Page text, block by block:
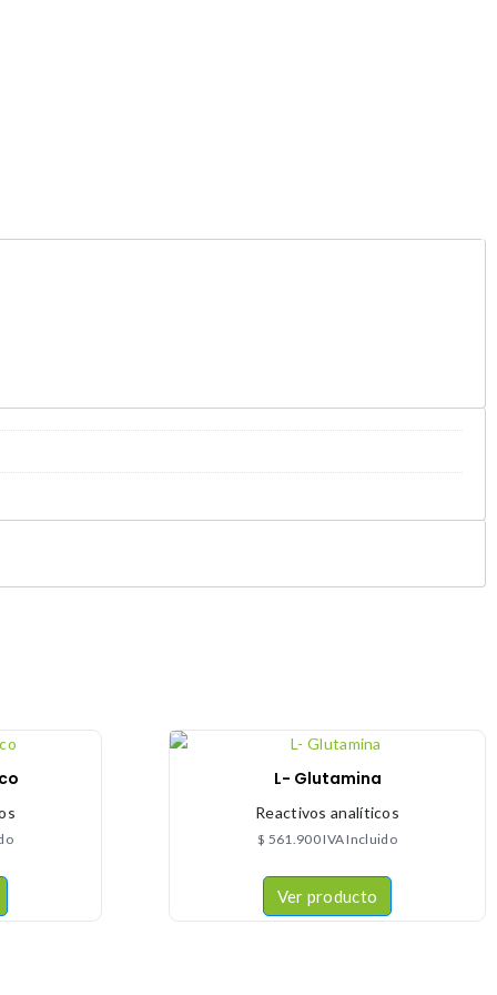
L- Glutamina
Reactivos analíticos
$ 561.900IVA Incluido
Ver producto